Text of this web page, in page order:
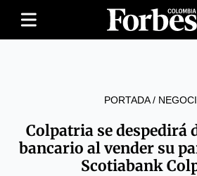
PORTADA/
Colpatria se despedirá
bancario al vender su
Scotiabank